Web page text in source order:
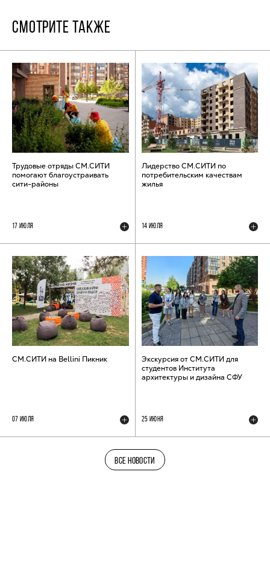
СМОТРИТЕ ТАКЖЕ
Трудовые отряды СМ.СИТИ
помогают благоустраивать
сити-районы
17 ИЮЛЯ
Лидерство СМ.СИТИ по
потребительским качествам
жилья
14 ИЮЛЯ
СМ.СИТИ на Bellini Пикник
07 ИЮЛЯ
Экскурсия от СМ.СИТИ для
студентов Института
архитектуры и дизайна СФУ
25 ИЮНЯ
ВСЕ НОВОСТИ